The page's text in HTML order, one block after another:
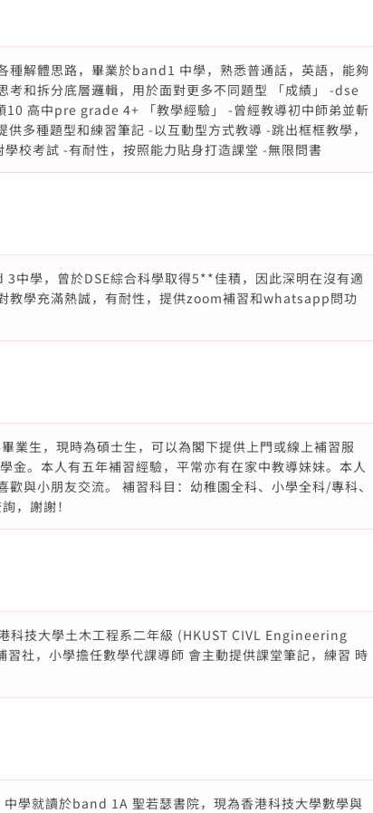
種解體思路，畢業於band1 中學，熟悉普通話，英語，能夠
考和拆分底層邏輯，用於面對更多不同題型 「成績」 -dse
高中pre grade 4+ 「教學經驗」 -曾經教導初中師弟並斬
多種題型和練習筆記 -以互動型方式教導 -跳出框框教學，
校考試 -有耐性，按照能力貼身打造課堂 -無限問書
中學，曾於DSE綜合科學取得5**佳積，因此深明在沒有適
教學充滿熱誠，有耐性，提供zoom補習和whatsapp問功
業生，現時為碩士生，可以為閣下提供上門或線上補習服
金。本人有五年補習經驗，平常亦有在家中教導妹妹。本人
與小朋友交流。 補習科目：幼稚園全科、小學全科/專科、
，謝謝！
科技大學土木工程系二年級 (HKUST CIVL Engineering
社，小學擔任數學代課導師 會主動提供課堂筆記，練習 時
中學就讀於band 1A 聖若瑟書院，現為香港科技大學數學與